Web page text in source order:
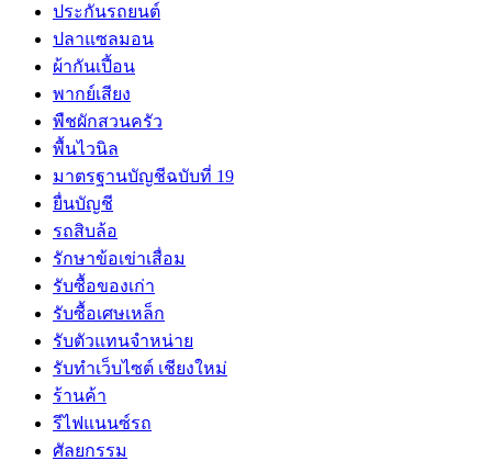
ประกันรถยนต์
ปลาแซลมอน
ผ้ากันเปี้อน
พากย์เสียง
พืชผักสวนครัว
พื้นไวนิล
มาตรฐานบัญชีฉบับที่ 19
ยื่นบัญชี
รถสิบล้อ
รักษาข้อเข่าเสื่อม
รับซื้อของเก่า
รับซื้อเศษเหล็ก
รับตัวแทนจำหน่าย
รับทำเว็บไซต์ เชียงใหม่
ร้านค้า
รีไฟแนนซ์รถ
ศัลยกรรม